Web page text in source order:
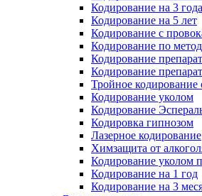
Кодирование на 3 года
Кодирование на 5 лет
Кодирование с
Кодирование по
Кодирование
Кодирование
Тройное кодирование
Кодирование уколом
Кодирование
Кодировка гипнозом
Лазерное кодирование
Химзащита от
Кодирование уколом
Кодирование на 1 год
Кодирование на 3